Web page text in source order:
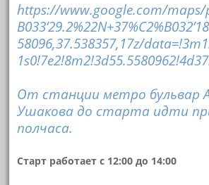
https://www.google.com/maps/
58096,37.538357,17z/
От станции метро бульвар
Ушакова до старта идти
полчаса.
Старт работает с 12:00 до 14:00